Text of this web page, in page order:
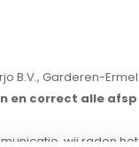
Ermelo
alle afspraken
wij raden het iedereen